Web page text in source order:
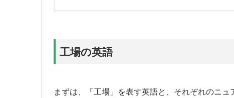
工場の英語
まずは、「工場」を表す英語と、それぞれのニュ